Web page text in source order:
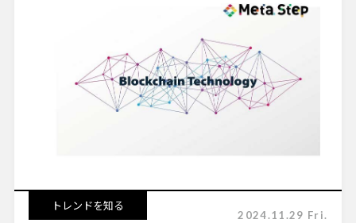
トレンドを知る
2024.11.29 Fri.